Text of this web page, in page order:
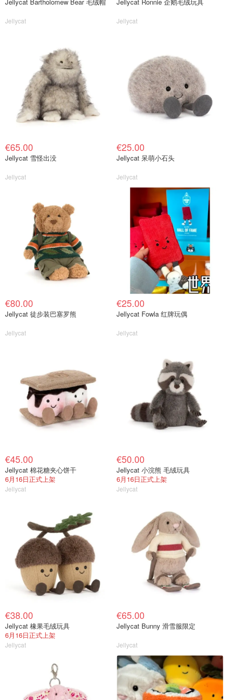
Jellycat Jellycat
€65.00
Jellycat 雪怪出没
Jellycat
€25.00
Jellycat 呆萌小石头
Jellycat
€80.00
Jellycat 徒步装巴塞罗熊
Jellycat
€25.00
Jellycat Fowla 红牌玩偶
Jellycat
€45.00
Jellycat 棉花糖夹心饼干
6月16日正式上架
Jellycat
€50.00
Jellycat 小浣熊 毛绒玩具
6月16日正式上架
Jellycat
€38.00
Jellycat 橡果毛绒玩具
6月16日正式上架
Jellycat
€65.00
Jellycat Bunny 滑雪服限定
Jellycat